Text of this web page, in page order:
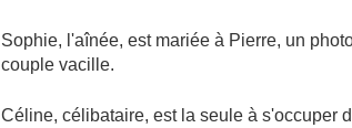
Sophie, l'aînée, est mariée à Pierre, un
couple vacille.
Céline, célibataire, est la seule à s'occuper